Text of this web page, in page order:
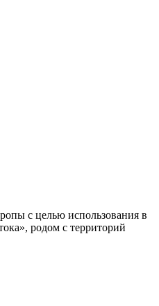
с целью использования в
родом с территорий